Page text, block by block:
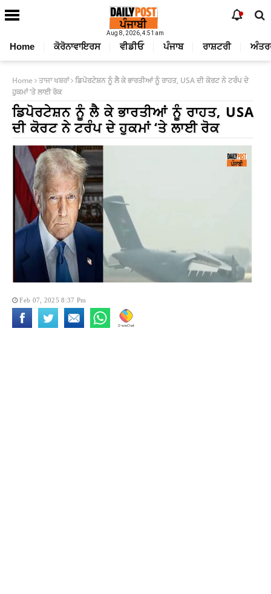
Aug 8, 2026, 4:51 am
Home ਕੋਰੋਨਾਵਾਇਰਸ ਵੀਡੀਓ ਪੰਜਾਬ ਰਾਸ਼ਟਰੀ
Home ਤਾਜਾ ਖਬਰਾਂ ਡਿਪੋਰਟੇਸ਼ਨ ਨੂੰ ਲੈ ਕੇ ਭਾਰਤੀਆਂ ਨੂੰ ਰਾਹਤ, USA ਦੀ ਕੋਰਟ ਨੇ ਟਰੰਪ ਦੇ
ਹੁਕਮਾਂ ‘ਤੇ ਲਾਈ ਰੋਕ
ਡਿਪੋਰਟੇਸ਼ਨ ਨੂੰ ਲੈ ਕੇ ਭਾਰਤੀਆਂ ਨੂੰ ਰਾਹਤ, USA
ਦੀ ਕੋਰਟ ਨੇ ਟਰੰਪ ਦੇ ਹੁਕਮਾਂ ‘ਤੇ ਲਾਈ ਰੋਕ
Feb 07, 2025 8:37 Pm